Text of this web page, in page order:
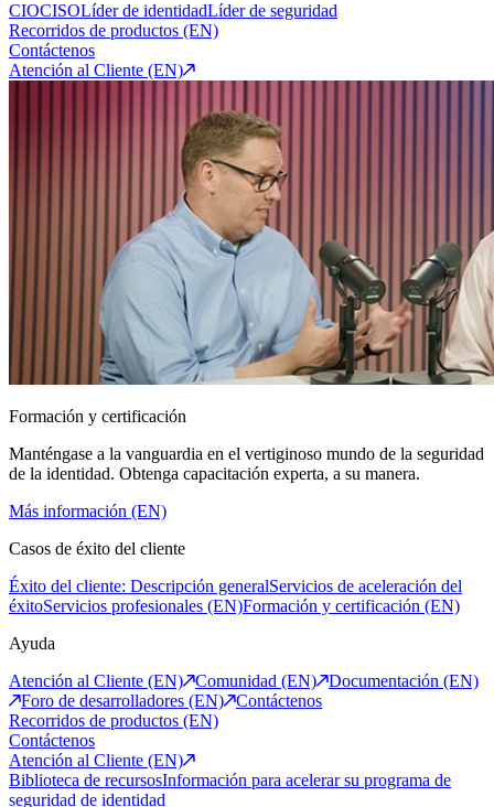
CIOCISOLíder de identidadLíder de seguridad
Recorridos de productos (EN)
Contáctenos
Atención al Cliente (EN)
Formación y certificación
Manténgase a la vanguardia en el vertiginoso mundo de la seguridad
de la identidad. Obtenga capacitación experta, a su manera.
Más información (EN)
Casos de éxito del cliente
Éxito del cliente: Descripción generalServicios de aceleración del
éxitoServicios profesionales (EN)Formación y certificación (EN)
Ayuda
Atención al Cliente (EN)
Comunidad (EN)
Documentación (EN)
Foro de desarrolladores (EN)
Contáctenos
Recorridos de productos (EN)
Contáctenos
Atención al Cliente (EN)
Biblioteca de recursosInformación para acelerar su programa de
seguridad de identidad